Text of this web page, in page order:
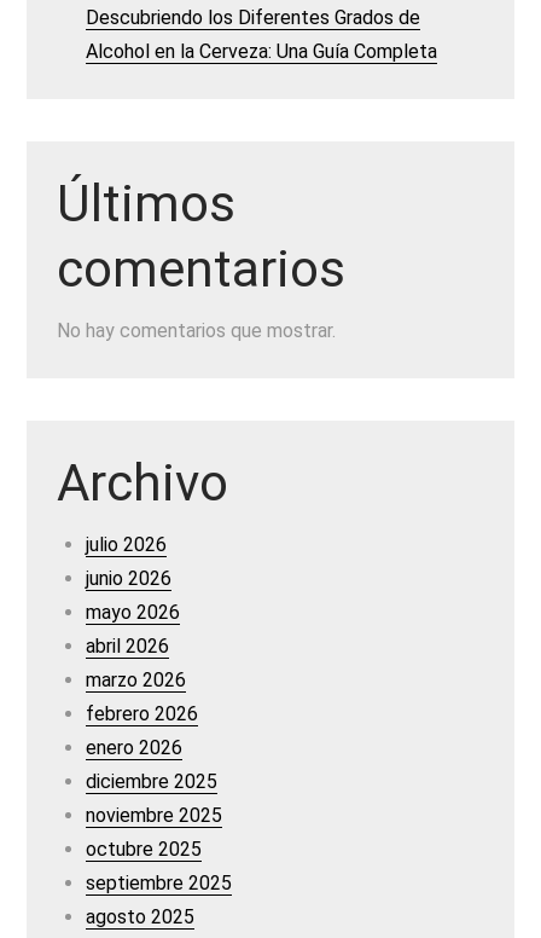
Descubriendo los Diferentes Grados de
Alcohol en la Cerveza: Una Guía Completa
Últimos
comentarios
No hay comentarios que mostrar.
Archivo
julio 2026
junio 2026
mayo 2026
abril 2026
marzo 2026
febrero 2026
enero 2026
diciembre 2025
noviembre 2025
octubre 2025
septiembre 2025
agosto 2025